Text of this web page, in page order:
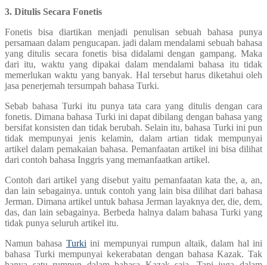
3. Ditulis Secara Fonetis
Fonetis bisa diartikan menjadi penulisan sebuah bahasa punya
persamaan dalam pengucapan. jadi dalam mendalami sebuah bahasa
yang ditulis secara fonetis bisa didalami dengan gampang. Maka
dari itu, waktu yang dipakai dalam mendalami bahasa itu tidak
memerlukan waktu yang banyak. Hal tersebut harus diketahui oleh
jasa penerjemah tersumpah bahasa Turki.
Sebab bahasa Turki itu punya tata cara yang ditulis dengan cara
fonetis. Dimana bahasa Turki ini dapat dibilang dengan bahasa yang
bersifat konsisten dan tidak berubah. Selain itu, bahasa Turki ini pun
tidak mempunyai jenis kelamin, dalam artian tidak mempunyai
artikel dalam pemakaian bahasa. Pemanfaatan artikel ini bisa dilihat
dari contoh bahasa Inggris yang memanfaatkan artikel.
Contoh dari artikel yang disebut yaitu pemanfaatan kata the, a, an,
dan lain sebagainya. untuk contoh yang lain bisa dilihat dari bahasa
Jerman. Dimana artikel untuk bahasa Jerman layaknya der, die, dem,
das, dan lain sebagainya. Berbeda halnya dalam bahasa Turki yang
tidak punya seluruh artikel itu.
Namun bahasa Turki ini mempunyai rumpun altaik, dalam hal ini
bahasa Turki mempunyai kekerabatan dengan bahasa Kazak. Tak